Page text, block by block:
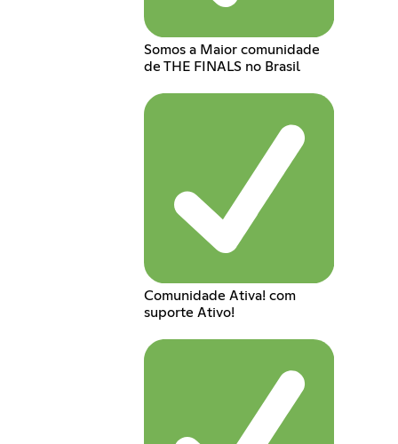
Somos a Maior comunidade
de THE FINALS no Brasil
Comunidade Ativa! com
suporte Ativo!